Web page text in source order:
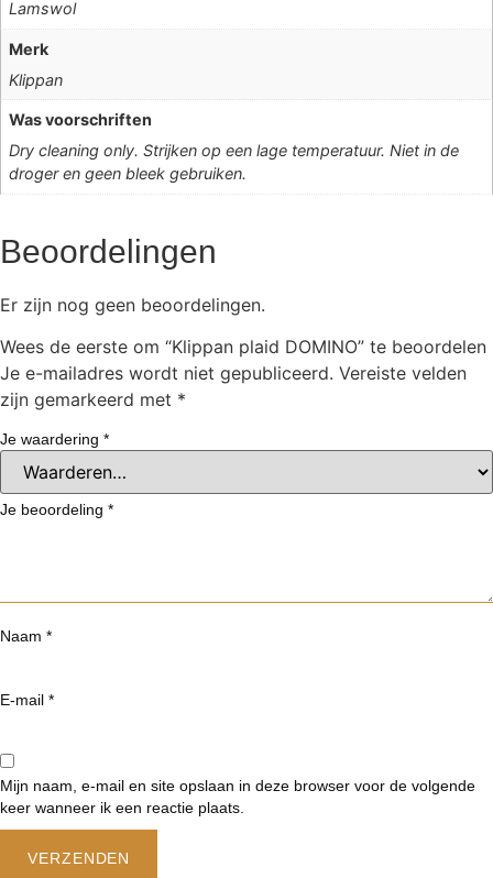
Lamswol
Merk
Klippan
Was voorschriften
Dry cleaning only. Strijken op een lage temperatuur. Niet in de
droger en geen bleek gebruiken.
Beoordelingen
Er zijn nog geen beoordelingen.
Wees de eerste om “Klippan plaid DOMINO” te beoordelen
Je e-mailadres wordt niet gepubliceerd. Vereiste velden
zijn gemarkeerd met *
Je waardering *
Je beoordeling *
Naam *
E-mail *
Mijn naam, e-mail en site opslaan in deze browser voor de volgende
keer wanneer ik een reactie plaats.